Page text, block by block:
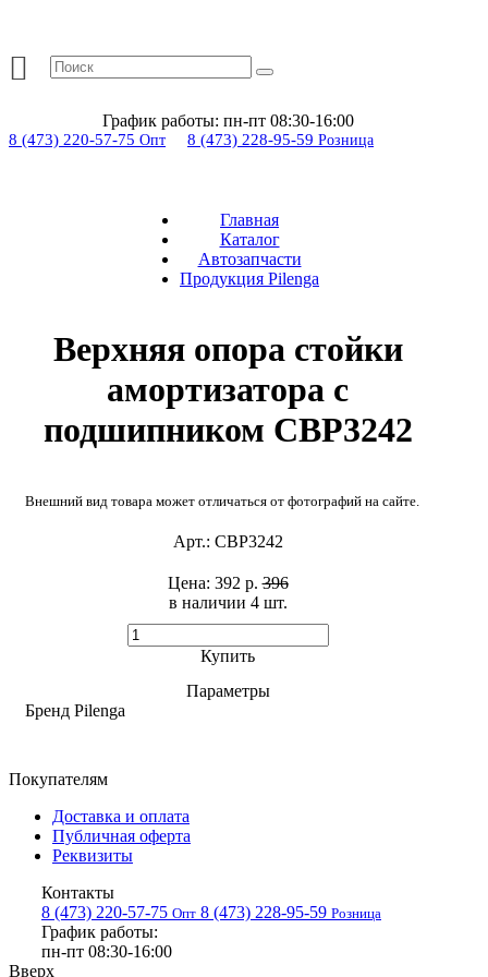
График работы: пн-пт 08:30-16:00
8 (473) 220-57-75 Опт 8 (473) 228-95-59 Розница
Главная
Каталог
Автозапчасти
Продукция Pilenga
Верхняя опора стойки
амортизатора с
подшипником CBP3242
Внешний вид товара может отличаться от фотографий на сайте.
Арт.: CBP3242
в наличии 4 шт. ​
Цена: 392 р.396
Купить
Параметры
Бренд Pilenga
Покупателям
Доставка и оплата
Публичная оферта
Реквизиты
Контакты
8 (473) 220-57-75 Опт 8 (473) 228-95-59 Розница
График работы:
пн-пт 08:30-16:00
Вверх